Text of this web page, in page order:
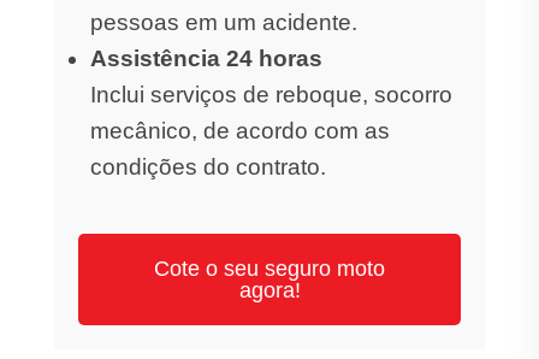
pessoas em um acidente.
Assistência 24 horas
Inclui serviços de reboque, socorro
mecânico, de acordo com as
condições do contrato.
Cote o seu seguro moto
agora!